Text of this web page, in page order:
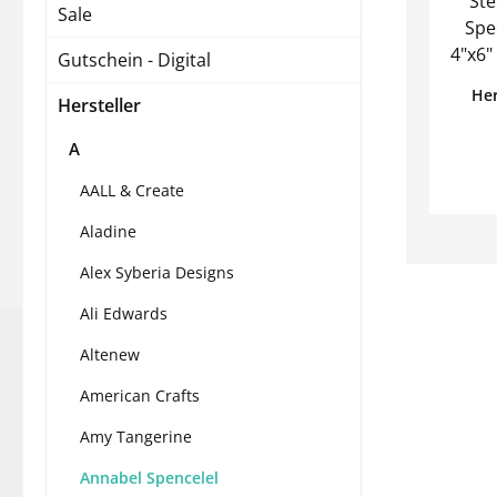
Sale
Gutschein - Digital
Hersteller
A
AALL & Create
Aladine
Alex Syberia Designs
Ali Edwards
Altenew
American Crafts
Amy Tangerine
Annabel Spencelel
4"x6" Für ein leichteres Stempel
werden.